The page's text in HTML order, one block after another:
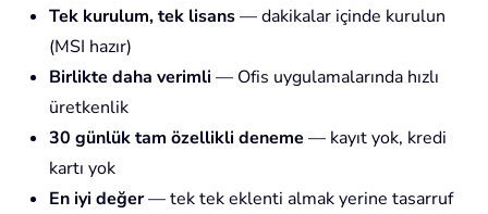
Tek kurulum, tek lisans— dakikalar içinde kurulun
(MSI hazır)
Birlikte daha verimli — Ofis uygulamalarında hızlı
üretkenlik
30 günlük tam özellikli deneme — kayıt yok, kredi
kartı yok
En iyi değer— tek tek eklenti almak yerine tasarruf